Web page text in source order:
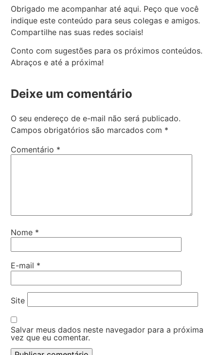
Obrigado me acompanhar até aqui. Peço que você
indique este conteúdo para seus colegas e amigos.
Compartilhe nas suas redes sociais!
Conto com sugestões para os próximos conteúdos.
Abraços e até a próxima!
Deixe um comentário
O seu endereço de e-mail não será publicado.
Campos obrigatórios são marcados com *
Comentário *
Nome *
E-mail *
Site
Salvar meus dados neste navegador para a próxima
vez que eu comentar.